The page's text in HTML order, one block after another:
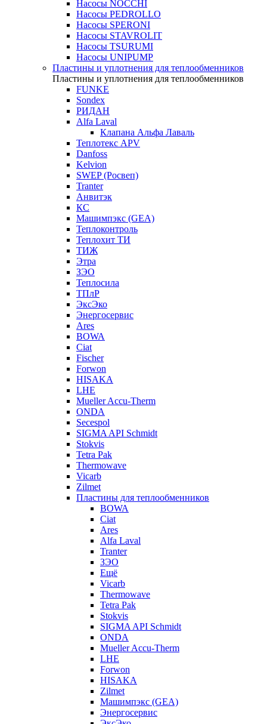
Насосы NOCCHI
Насосы PEDROLLO
Насосы SPERONI
Насосы STAVROLIT
Насосы TSURUMI
Насосы UNIPUMP
Пластины и уплотнения для теплообменников
Пластины и уплотнения для теплообменников
FUNKE
Sondex
РИДАН
Alfa Laval
Клапана Альфа Лаваль
Теплотекс APV
Danfoss
Kelvion
SWEP (Росвеп)
Tranter
Анвитэк
КС
Машимпэкс (GEA)
Теплоконтроль
Теплохит ТИ
ТИЖ
Этра
ЗЭО
Теплосила
ТПлР
ЭксЭко
Энергосервис
Ares
BOWA
Ciat
Fischer
Forwon
HISAKA
LHE
Mueller Accu-Therm
ONDA
Secespol
SIGMA API Schmidt
Stokvis
Tetra Pak
Thermowave
Vicarb
Zilmet
Пластины для теплообменников
BOWA
Ciat
Ares
Alfa Laval
Tranter
ЗЭО
Ещё
Vicarb
Thermowave
Tetra Pak
Stokvis
SIGMA API Schmidt
ONDA
Mueller Accu-Therm
LHE
Forwon
HISAKA
Zilmet
Машимпэкс (GEA)
Энергосервис